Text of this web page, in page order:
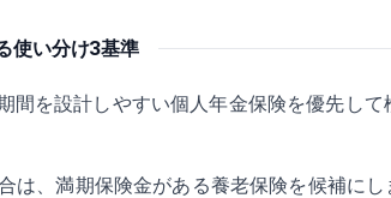
使い分け3基準
を設計しやすい個人年金保険を優先して
、満期保険金がある養老保険を候補にし